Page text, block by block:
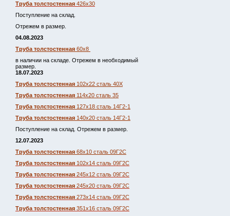
Труба толстостенная 426х30
Поступление на склад.
Отрежем в размер.
04.08.2023
Труба толстостенная 60х8
в наличии на складе. Отрежем в необходимый
размер.
18.07.2023
Труба толстостенная 102х22 сталь 40Х
Труба толстостенная 114х20 сталь 35
Труба толстостенная 127х18 сталь 14Г2-1
Труба толстостенная 140х20 сталь 14Г2-1
Поступление на склад. Отрежем в размер.
12.07.2023
Труба толстостенная 68х10 сталь 09Г2С
Труба толстостенная 102х14 сталь 09Г2С
Труба толстостенная 245х12 сталь 09Г2С
Труба толстостенная 245х20 сталь 09Г2С
Труба толстостенная 273х14 сталь 09Г2С
Труба толстостенная 351х16 сталь 09Г2С